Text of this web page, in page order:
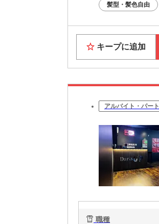
髪型・髪色自由
キープに追加
アルバイト・パート
職種